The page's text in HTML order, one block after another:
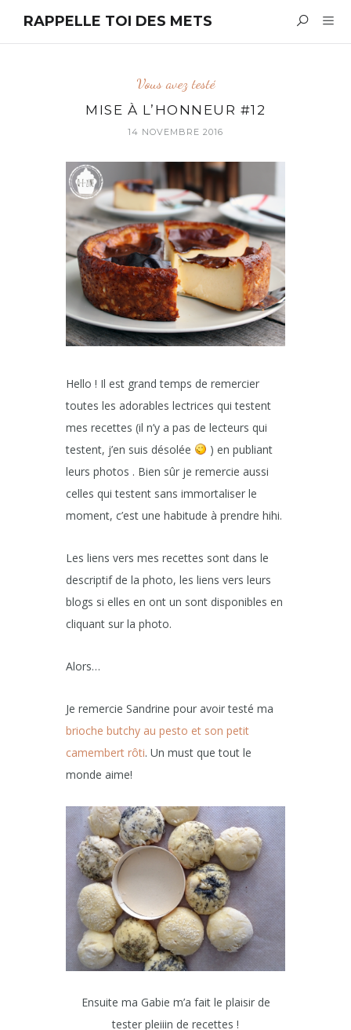
RAPPELLE TOI DES METS
Vous avez testé
MISE À L’HONNEUR #12
14 NOVEMBRE 2016
Hello ! Il est grand temps de remercier
toutes les adorables lectrices qui testent
mes recettes (il n’y a pas de lecteurs qui
testent, j’en suis désolée
) en publiant
leurs photos . Bien sûr je remercie aussi
celles qui testent sans immortaliser le
moment, c’est une habitude à prendre hihi.
Les liens vers mes recettes sont dans le
descriptif de la photo, les liens vers leurs
blogs si elles en ont un sont disponibles en
cliquant sur la photo.
Alors…
Je remercie Sandrine pour avoir testé ma
brioche butchy au pesto et son petit
camembert rôti. Un must que tout le
monde aime!
Ensuite ma Gabie m’a fait le plaisir de
tester pleiiin de recettes !